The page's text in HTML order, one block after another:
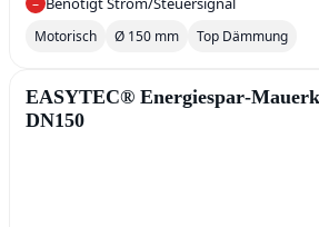
Motorisch Ø 150 mm Top Dämmung
EASYTEC®
DN150